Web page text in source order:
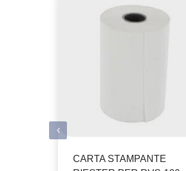
CARTA STAMPANTE